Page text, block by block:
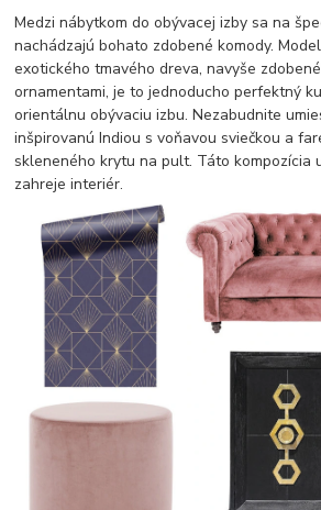
Medzi nábytkom do obývacej izby sa na
nachádzajú bohato zdobené komody.
exotického tmavého dreva, navyše
ornamentami, je to jednoducho perfektný
orientálnu obývaciu izbu. Nezabudnite
inšpirovanú Indiou s voňavou sviečkou a
skleneného krytu na pult. Táto kompozícia
zahreje interiér.